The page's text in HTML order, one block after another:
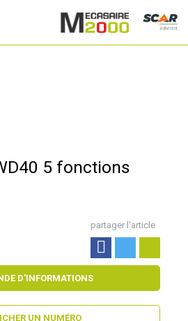
Adhérent
5 fonctions
partager l'article
D'INFORMATIONS
UN NUMÉRO